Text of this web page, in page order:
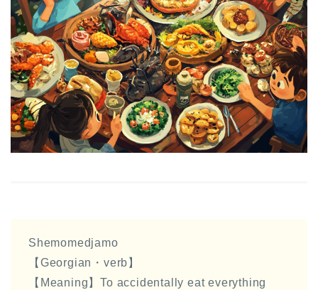
Shemomedjamo
【Georgian・verb】
【Meaning】To accidentally eat everything